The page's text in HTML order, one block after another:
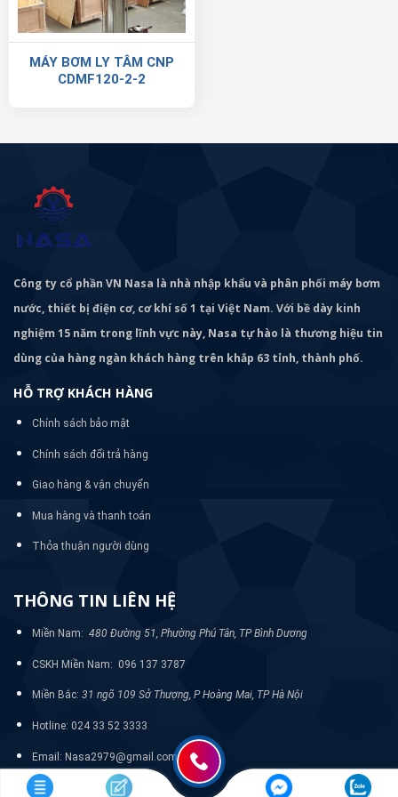
MÁY BƠM LY TÂM CNP
CDMF120-2-2
Công ty cổ phần VN Nasa là nhà nhập khẩu và phân phối máy bơm
nước, thiết bị điện cơ, cơ khí số 1 tại Việt Nam. Với bề dày kinh
nghiệm 15 năm trong lĩnh vực này, Nasa tự hào là thương hiệu tin
dùng của hàng ngàn khách hàng trên khắp 63 tỉnh, thành phố.
HỖ TRỢ KHÁCH HÀNG
Chính sách bảo mật
Chính sách đổi trả hàng
Giao hàng & vận chuyển
Mua hàng và thanh toán
Thỏa thuận người dùng
THÔNG TIN LIÊN HỆ
Miền Nam: 480 Đường 51, Phường Phú Tân, TP Bình Dương
CSKH Miền Nam: 096 137 3787
Miền Bắc: 31 ngõ 109 Sở Thượng, P Hoàng Mai, TP Hà Nội
Hotline: 024 33 52 3333
Email: Nasa2979@gmail.com